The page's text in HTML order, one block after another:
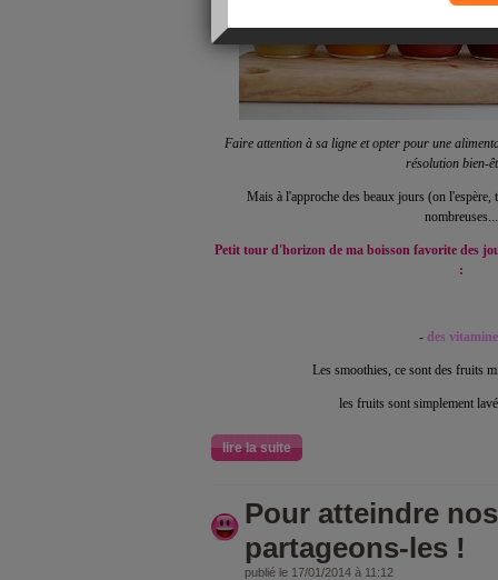
Faire attention à sa ligne et opter pour une
résolution bien-
Mais à l'approche des beaux jours (on
nombreuses...
Petit tour d'horizon de ma boisson favorite des
:
- des
Les smoothies, ce sont des fruits
les fruits sont simplement
lire la suite
Pour atteindre
partageons-les !
publié le 17/01/2014 à 11:12